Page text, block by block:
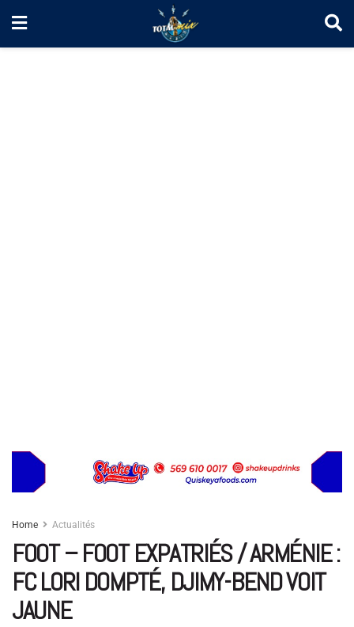
Home Actualités
FOOT – FOOT EXPATRIÉS / ARMÉNIE :
FC LORI DOMPTÉ, DJIMY-BEND VOIT
JAUNE